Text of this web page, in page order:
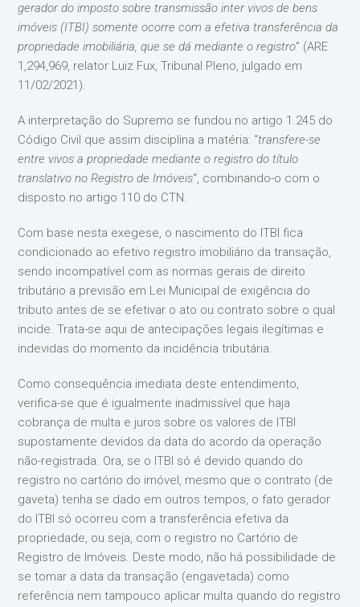
gerador do imposto sobre transmissão inter vivos de bens
imóveis (ITBI) somente ocorre com a efetiva transferência da
propriedade imobiliária, que se dá mediante o registro” (ARE
1,294,969, relator Luiz Fux, Tribunal Pleno, julgado em
11/02/2021).
A interpretação do Supremo se fundou no artigo 1.245 do
Código Civil que assim disciplina a matéria: “transfere-se
entre vivos a propriedade mediante o registro do título
translativo no Registro de Imóveis“, combinando-o com o
disposto no artigo 110 do CTN.
Com base nesta exegese, o nascimento do ITBI fica
condicionado ao efetivo registro imobiliário da transação,
sendo incompatível com as normas gerais de direito
tributário a previsão em Lei Municipal de exigência do
tributo antes de se efetivar o ato ou contrato sobre o qual
incide. Trata-se aqui de antecipações legais ilegítimas e
indevidas do momento da incidência tributária.
Como consequência imediata deste entendimento,
verifica-se que é igualmente inadmissível que haja
cobrança de multa e juros sobre os valores de ITBI
supostamente devidos da data do acordo da operação
não-registrada. Ora, se o ITBI só é devido quando do
registro no cartório do imóvel, mesmo que o contrato (de
gaveta) tenha se dado em outros tempos, o fato gerador
do ITBI só ocorreu com a transferência efetiva da
propriedade, ou seja, com o registro no Cartório de
Registro de Imóveis. Deste modo, não há possibilidade de
se tomar a data da transação (engavetada) como
referência nem tampouco aplicar multa quando do registro